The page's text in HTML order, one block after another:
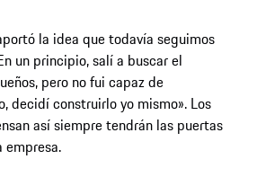
la idea que todavía seguimos
un principio, salí a buscar el
pero no fui capaz de
decidí construirlo yo mismo». Los
así siempre tendrán las puertas
empresa.